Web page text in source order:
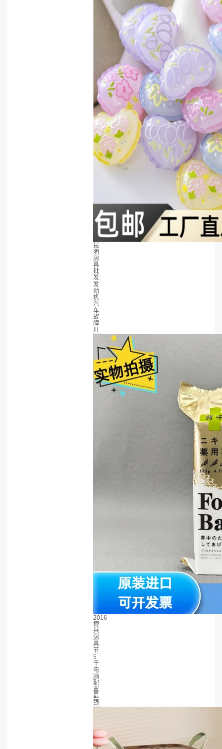
昆
明
厨
具
批
发
发
动
机
汽
车
故
障
灯
2016
博
兴
厨
具
节
5
千
电
脑
配
置
最
强